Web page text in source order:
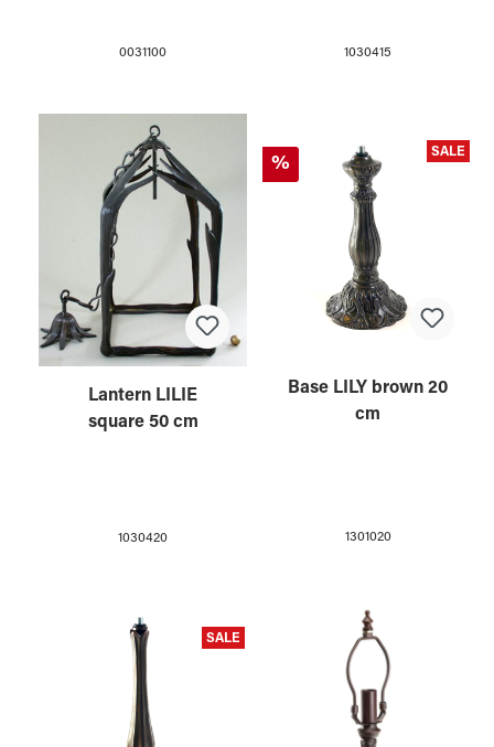
0031100 1030415
Lantern LILIE
square 50 cm
1030420
SALE
%
Base LILY brown 20
cm
1301020
SALE